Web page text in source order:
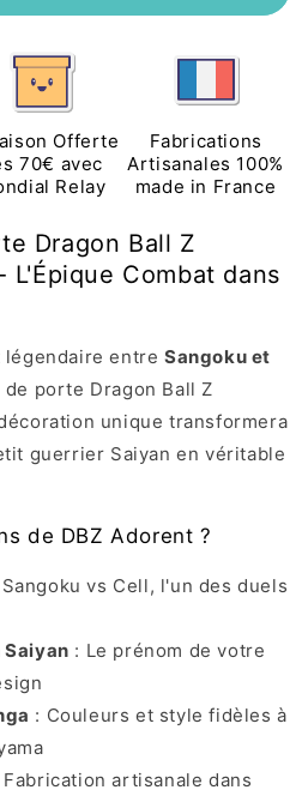
Offerte
70€ avec
Relay
Fabrications
Artisanales 100%
made in France
Dragon Ball Z
L'Épique Combat dans
entre Sangoku et
porte Dragon Ball Z
unique transformera
guerrier Saiyan en véritable
de DBZ Adorent ?
vs Cell, l'un des duels
: Le prénom de votre
: Couleurs et style fidèles à
Fabrication artisanale dans